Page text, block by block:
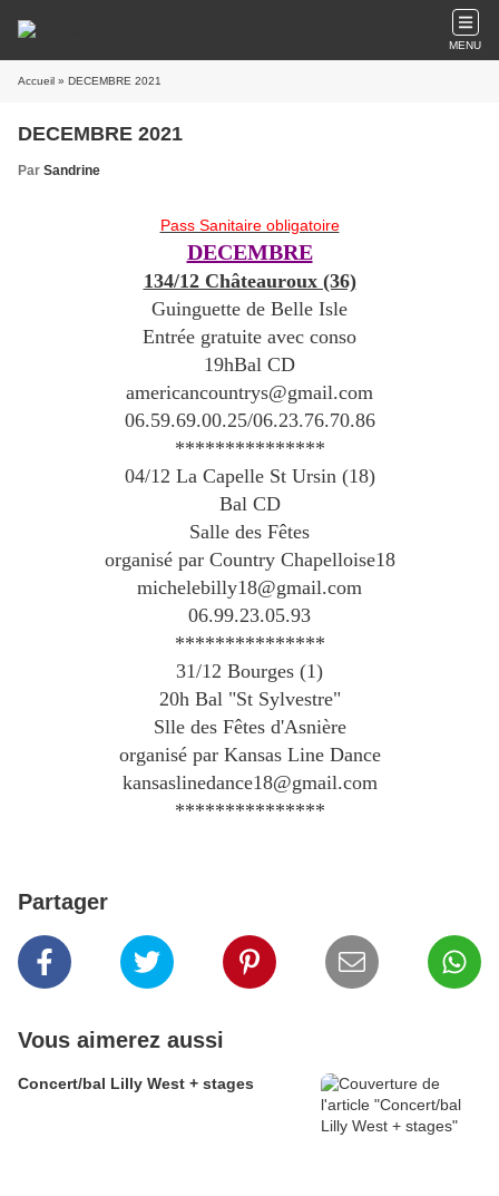
MENU
Accueil » DECEMBRE 2021
DECEMBRE 2021
Par Sandrine
Pass Sanitaire obligatoire
DECEMBRE
134/12 Châteauroux (36)
Guinguette de Belle Isle
Entrée gratuite avec conso
19hBal CD
americancountrys@gmail.com
06.59.69.00.25/06.23.76.70.86
***************
04/12 La Capelle St Ursin (18)
Bal CD
Salle des Fêtes
organisé par Country Chapelloise18
michelebilly18@gmail.com
06.99.23.05.93
***************
31/12 Bourges (1)
20h Bal "St Sylvestre"
Slle des Fêtes d'Asnière
organisé par Kansas Line Dance
kansaslinedance18@gmail.com
***************
Partager
Vous aimerez aussi
Concert/bal Lilly West + stages